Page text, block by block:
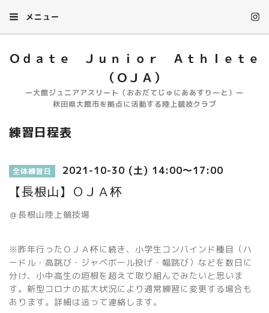
メニュー
Ｏｄａｔｅ Ｊｕｎｉｏｒ Ａｔｈｌｅｔｅ
（ＯＪＡ）
ー大館ジュニアアスリート（おおだてじゅにああすりーと）ー
秋田県大館市を拠点に活動する陸上競技クラブ
練習日程表
全体練習日 2021-10-30 (土) 14:00～17:00
【長根山】ＯＪＡ杯
＠長根山陸上競技場
※昨年行ったＯＪＡ杯に続き、小学生コンバインド種目（ハ
ードル・高跳び・ジャベボール投げ・幅跳び）などを数日に
分け、小中高生の垣根を超えて取り組んでみたいと思いま
す。新型コロナの拡大状況により通常練習に変更する場合も
あります。詳細は追って連絡します。